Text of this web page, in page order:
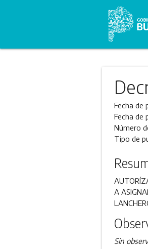
Fecha de
Fecha de
Número
Tipo de
A
Sin